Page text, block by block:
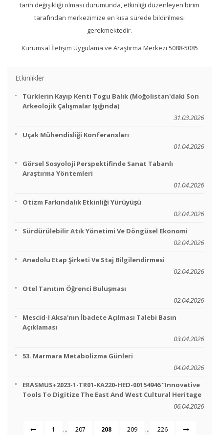
tarih değişikliği olması durumunda, etkinliği düzenleyen birim
tarafından merkezimize en kısa sürede bildirilmesi
gerekmektedir.
Kurumsal İletişim Uygulama ve Araştırma Merkezi 5088-5085
Etkinlikler
Türklerin Kayıp Kenti Togu Balık (Moğolistan'daki Son
Arkeolojik Çalışmalar Işığında)
31.03.2026
Uçak Mühendisliği Konferansları
01.04.2026
Görsel Sosyoloji Perspektifinde Sanat Tabanlı
Araştırma Yöntemleri
01.04.2026
Otizm Farkındalık Etkinliği Yürüyüşü
02.04.2026
Sürdürülebilir Atık Yönetimi Ve Döngüsel Ekonomi
02.04.2026
Anadolu Etap Şirketi Ve Staj Bilgilendirmesi
02.04.2026
Otel Tanıtım Öğrenci Buluşması
02.04.2026
Mescid-I Aksa'nın İbadete Açılması Talebi Basın
Açıklaması
03.04.2026
53. Marmara Metabolizma Günleri
04.04.2026
ERASMUS+2023-1-TR01-KA220-HED-00154946 "Innovative
Tools To Digitize The East And West Cultural Heritage
06.04.2026
1 ... 207 208 209 ... 226